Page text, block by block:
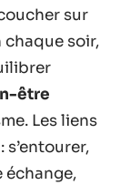
sur
soir,
être
Les liens
échange,